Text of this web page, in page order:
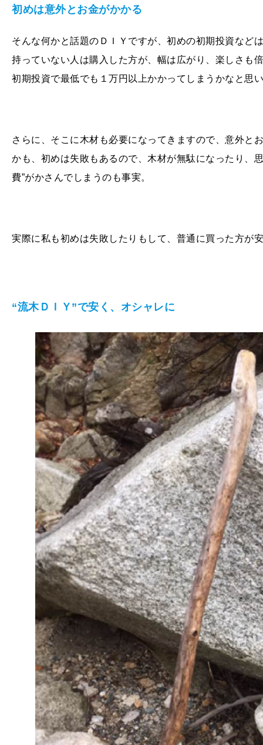
初めは意外とお金がかかる
そんな何かと話題のＤＩＹですが、初めの初期投資など
持っていない人は購入した方が、幅は広がり、楽しさも
初期投資で最低でも１万円以上かかってしまうかなと思
さらに、そこに木材も必要になってきますので、意外と
かも、初めは失敗もあるので、木材が無駄になったり、
費”がかさんでしまうのも事実。
実際に私も初めは失敗したりもして、普通に買った方が
“流木ＤＩＹ”で安く、オシャレに